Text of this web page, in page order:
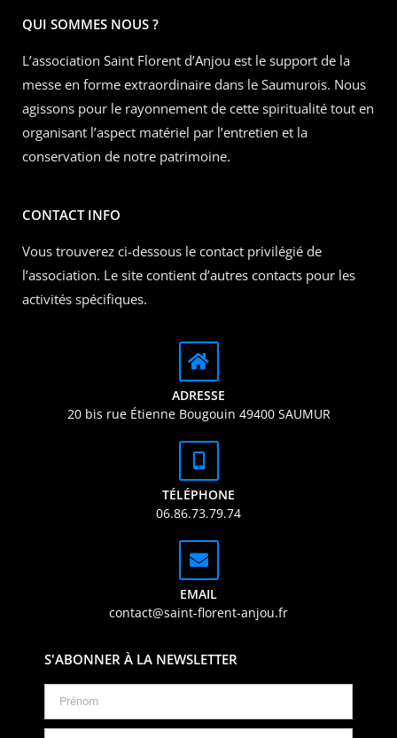
QUI SOMMES NOUS ?
L’association Saint Florent d’Anjou est le support de la
messe en forme extraordinaire dans le Saumurois. Nous
agissons pour le rayonnement de cette spiritualité tout en
organisant l’aspect matériel par l’entretien et la
conservation de notre patrimoine.
CONTACT INFO
Vous trouverez ci-dessous le contact privilégié de
l’association. Le site contient d’autres contacts pour les
activités spécifiques.
ADRESSE
20 bis rue Étienne Bougouin 49400 SAUMUR
TÉLÉPHONE
06.86.73.79.74
EMAIL
contact@saint-florent-anjou.fr
S'ABONNER À LA NEWSLETTER